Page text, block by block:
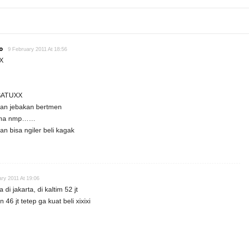
9 February 2011 At 18:56
jebakan bertmen
nmp……
bisa ngiler beli kagak
2011 At 19:06
di jakarta, di kaltim 52 jt
46 jt tetep ga kuat beli xixixi